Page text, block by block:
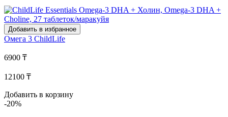
Добавить в избранное
Омега 3 ChildLife
6900 ₸
12100 ₸
Добавить в корзину
-20%